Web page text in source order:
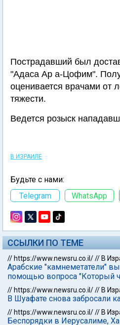
Пострадавший был
"Адаса Ар а-Цофим".
оценивается врачами от
тяжести.
Ведется розыск
В ИЗРАИЛЕ
Будьте с нами:
Telegram
WhatsApp
ССЫЛКИ ПО ТЕМЕ
// https://www.newsru.co.il/// В
Арабские "камнеметатели"
помощью вопроса "Который
// https://www.newsru.co.il/// В
В Шуафате снова забросали
// https://www.newsru.co.il/// В
Беспорядки в Иерусалиме,